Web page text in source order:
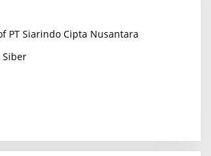
PT Siarindo Cipta Nusantara
Siber